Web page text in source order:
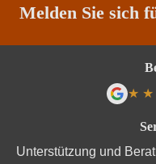
Melden Sie sich
Unterstützung und
★ ★